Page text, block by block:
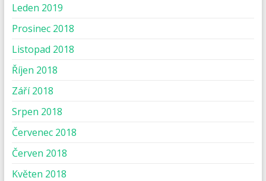
Leden 2019
Prosinec 2018
Listopad 2018
Říjen 2018
Září 2018
Srpen 2018
Červenec 2018
Červen 2018
Květen 2018